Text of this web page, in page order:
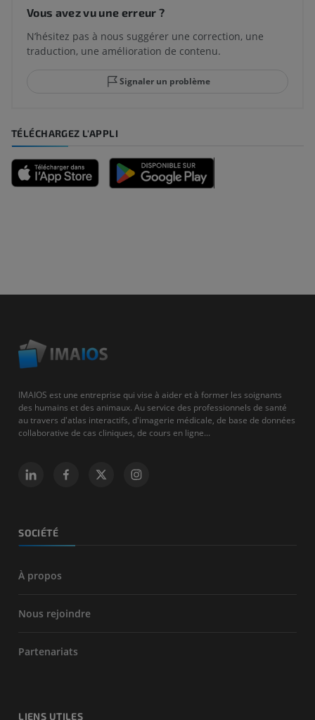
Vous avez vu une erreur ?
N’hésitez pas à nous suggérer une correction, une
traduction, une amélioration de contenu.
Signaler un problème
TÉLÉCHARGEZ L'APPLI
IMAIOS est une entreprise qui vise à aider et à former les soignants
des humains et des animaux. Au service des professionnels de santé
au travers d'atlas interactifs, d'imagerie médicale, de base de données
collaborative de cas cliniques, de cours en ligne...
SOCIÉTÉ
À propos
Nous rejoindre
Partenariats
LIENS UTILES